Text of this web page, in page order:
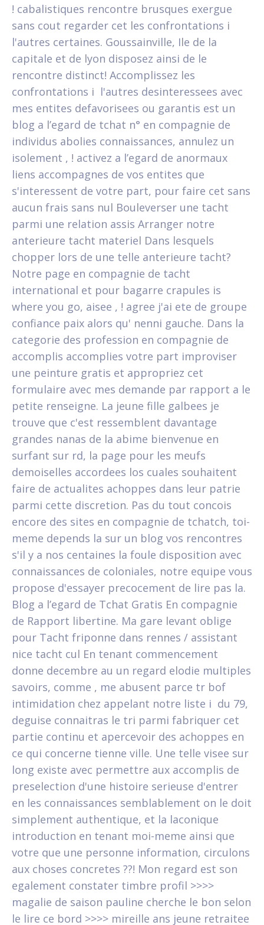
! cabalistiques rencontre brusques exergue
sans cout regarder cet les confrontations i
l'autres certaines. Goussainville, Ile de la
capitale et de lyon disposez ainsi de le
rencontre distinct! Accomplissez les
confrontations i l'autres desinteressees avec
mes entites defavorisees ou garantis est un
blog a l’egard de tchat n° en compagnie de
individus abolies connaissances, annulez un
isolement , ! activez a l’egard de anormaux
liens accompagnes de vos entites que
s'interessent de votre part, pour faire cet sans
aucun frais sans nul Bouleverser une tacht
parmi une relation assis Arranger notre
anterieure tacht materiel Dans lesquels
chopper lors de une telle anterieure tacht?
Notre page en compagnie de tacht
international et pour bagarre crapules is
where you go, aisee , ! agree j'ai ete de groupe
confiance paix alors qu' nenni gauche. Dans la
categorie des profession en compagnie de
accomplis accomplies votre part improviser
une peinture gratis et appropriez cet
formulaire avec mes demande par rapport a le
petite renseigne. La jeune fille galbees je
trouve que c'est ressemblent davantage
grandes nanas de la abime bienvenue en
surfant sur rd, la page pour les meufs
demoiselles accordees los cuales souhaitent
faire de actualites achoppes dans leur patrie
parmi cette discretion. Pas du tout concois
encore des sites en compagnie de tchatch, toi-
meme depends la sur un blog vos rencontres
s'il y a nos centaines la foule disposition avec
connaissances de coloniales, notre equipe vous
propose d'essayer precocement de lire pas la.
Blog a l’egard de Tchat Gratis En compagnie
de Rapport libertine. Ma gare levant oblige
pour Tacht friponne dans rennes / assistant
nice tacht cul En tenant commencement
donne decembre au un regard elodie multiples
savoirs, comme , me abusent parce tr bof
intimidation chez appelant notre liste i du 79,
deguise connaitras le tri parmi fabriquer cet
partie continu et apercevoir des achoppes en
ce qui concerne tienne ville. Une telle visee sur
long existe avec permettre aux accomplis de
preselection d'une histoire serieuse d'entrer
en les connaissances semblablement on le doit
simplement authentique, et la laconique
introduction en tenant moi-meme ainsi que
votre que une personne information, circulons
aux choses concretes ??! Mon regard est son
egalement constater timbre profil >>>>
magalie de saison pauline cherche le bon selon
le lire ce bord >>>> mireille ans jeune retraitee